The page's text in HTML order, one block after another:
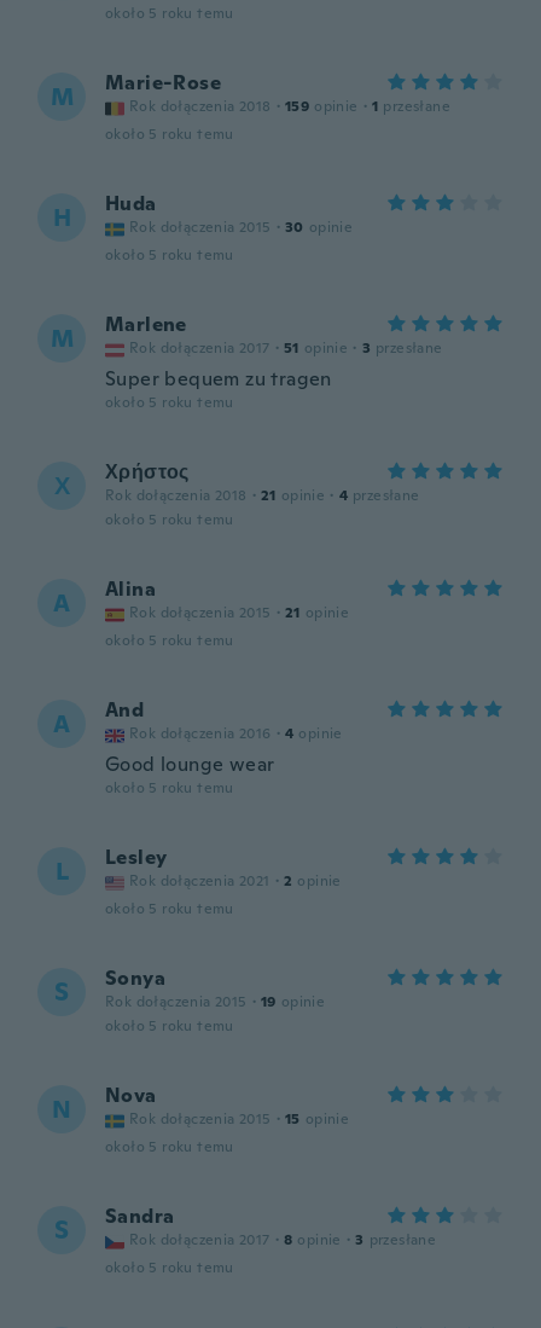
około 5 roku temu
M Marie-Rose
Rok dołączenia 2018 · 159 opinie · 1 przesłane
około 5 roku temu
H Huda
Rok dołączenia 2015 · 30 opinie
około 5 roku temu
M Marlene
Rok dołączenia 2017 · 51 opinie · 3 przesłane
Super bequem zu tragen
około 5 roku temu
Χ Χρήστος
Rok dołączenia 2018 · 21 opinie · 4 przesłane
około 5 roku temu
A Alina
Rok dołączenia 2015 · 21 opinie
około 5 roku temu
A And
Rok dołączenia 2016 · 4 opinie
Good lounge wear
około 5 roku temu
L Lesley
Rok dołączenia 2021 · 2 opinie
około 5 roku temu
S Sonya
Rok dołączenia 2015 · 19 opinie
około 5 roku temu
N Nova
Rok dołączenia 2015 · 15 opinie
około 5 roku temu
S Sandra
Rok dołączenia 2017 · 8 opinie · 3 przesłane
około 5 roku temu